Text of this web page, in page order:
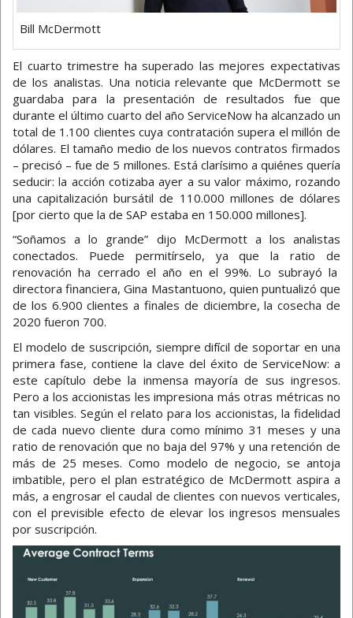
Bill McDermott
El cuarto trimestre ha superado las mejores expectativas
de los analistas. Una noticia relevante que McDermott se
guardaba para la presentación de resultados fue que
durante el último cuarto del año ServiceNow ha alcanzado un
total de 1.100 clientes cuya contratación supera el millón de
dólares. El tamaño medio de los nuevos contratos firmados
– precisó – fue de 5 millones. Está clarísimo a quiénes quería
seducir: la acción cotizaba ayer a su valor máximo, rozando
una capitalización bursátil de 110.000 millones de dólares
[por cierto que la de SAP estaba en 150.000 millones].
“Soñamos a lo grande” dijo McDermott a los analistas
conectados. Puede permitírselo, ya que la ratio de
renovación ha cerrado el año en el 99%. Lo subrayó la
directora financiera, Gina Mastantuono, quien puntualizó que
de los 6.900 clientes a finales de diciembre, la cosecha de
2020 fueron 700.
El modelo de suscripción, siempre difícil de soportar en una
primera fase, contiene la clave del éxito de ServiceNow: a
este capítulo debe la inmensa mayoría de sus ingresos.
Pero a los accionistas les impresiona más otras métricas no
tan visibles. Según el relato para los accionistas, la fidelidad
de cada nuevo cliente dura como mínimo 31 meses y una
ratio de renovación que no baja del 97% y una retención de
más de 25 meses. Como modelo de negocio, se antoja
imbatible, pero el plan estratégico de McDermott aspira a
más, a engrosar el caudal de clientes con nuevos verticales,
con el previsible efecto de elevar los ingresos mensuales
por suscripción.